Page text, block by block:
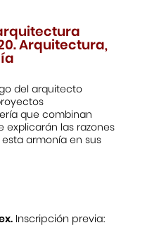
Arquitectura,
del arquitecto
que combinan
explicarán las razones
armonía en sus
Inscripción previa: